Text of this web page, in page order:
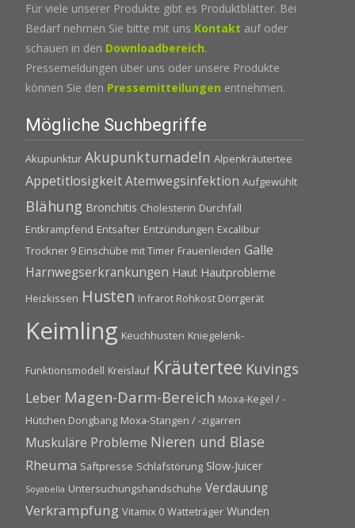
Für viele unserer Produkte gibt es Produktblätter. Bei
Bedarf nehmen Sie bitte mit uns Kontakt auf oder
schauen in den Downloadbereich.
Pressemeldungen über uns oder unsere Produkte
können Sie den Pressemitteilungen entnehmen.
Mögliche Suchbegriffe
Akupunktur Akupunkturnadeln Alpenkräutertee
AppetitlosigkeitAtemwegsinfektion Aufgewühlt
Blähung Bronchitis Cholesterin Durchfall
Entkrampfend Entsafter Entzündungen Excalibur
Trockner 9 Einschübe mit Timer Frauenleiden Galle
Harnwegserkrankungen Haut Hautprobleme
Heizkissen Husten Infrarot Rohkost Dörrgerät
Keimling Keuchhusten Kniegelenk-
Funktionsmodell Kreislauf Kräutertee Kuvings
Leber Magen-Darm-Bereich Moxa-Kegel / -
Hütchen Dongbang Moxa-Stangen / -zigarren
Muskuläre Probleme Nieren und Blase
Rheuma Saftpresse Schlafstörung Slow-Juicer
Soyabella Untersuchungshandschuhe Verdauung
Verkrampfung Vitamix 0 Watteträger Wunden